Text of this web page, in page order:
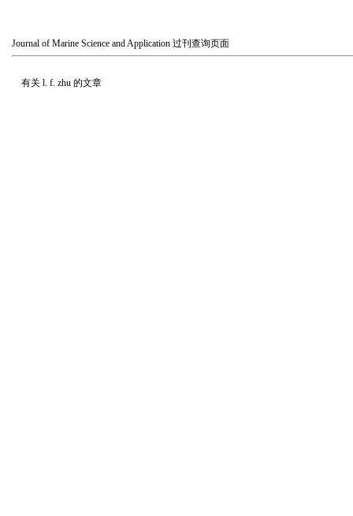
Journal of Marine Science and Application 过刊查询页面
有关 l. f. zhu 的文章